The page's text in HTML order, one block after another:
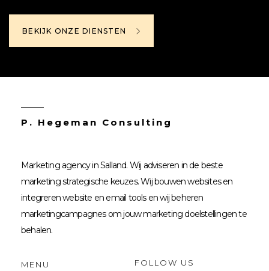
BEKIJK ONZE DIENSTEN
P. Hegeman Consulting
Marketing agency in Salland. Wij adviseren in de beste
marketing strategische keuzes. Wij bouwen websites en
integreren website en email tools en wij beheren
marketingcampagnes om jouw marketing doelstellingen te
behalen.
MENU FOLLOW US